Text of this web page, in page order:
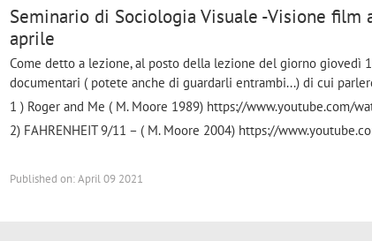
Seminario di Sociologia Visuale -Visione
aprile
Come detto a lezione, al posto della lezione del giorno giovedì
documentari ( potete anche di guardarli entrambi...) di cui
1 ) Roger and Me ( M. Moore 1989) https://www.youtube.com/
2) FAHRENHEIT 9/11 – ( M. Moore 2004) https://
Published on: April 09 2021